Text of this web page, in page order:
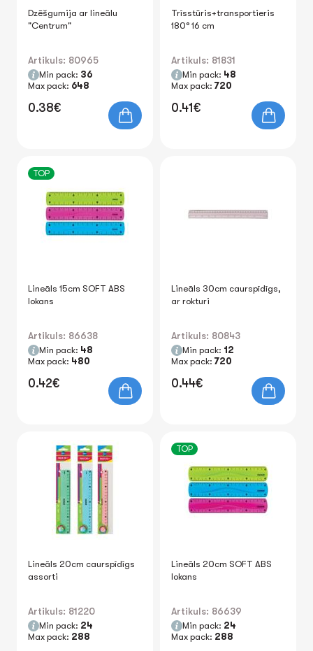
Dzēšgumija ar lineālu
"Centrum"
Artikuls: 80965
Min pack: 36
Max pack: 648
0.38€
Trīsstūris+transportieris
180° 16 cm
Artikuls: 81831
Min pack: 48
Max pack: 720
0.41€
TOP
Lineāls 15cm SOFT ABS
lokans
Artikuls: 86638
Min pack: 48
Max pack: 480
0.42€
Lineāls 30cm caurspīdīgs,
ar rokturi
Artikuls: 80843
Min pack: 12
Max pack: 720
0.44€
Lineāls 20cm caurspīdīgs
assorti
Artikuls: 81220
Min pack: 24
Max pack: 288
TOP
Lineāls 20cm SOFT ABS
lokans
Artikuls: 86639
Min pack: 24
Max pack: 288